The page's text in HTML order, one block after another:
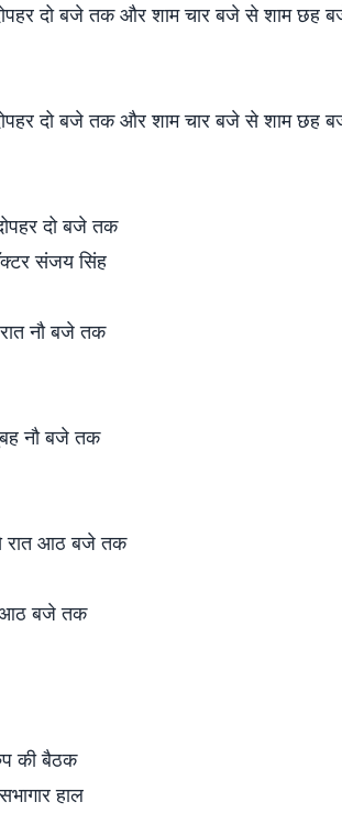
दो बजे तक और शाम चार बजे से शाम छह
दो बजे तक और शाम चार बजे से शाम छह
दो बजे तक
संजय सिंह
नौ बजे तक
नौ बजे तक
आठ बजे तक
बजे तक
की बैठक
हाल